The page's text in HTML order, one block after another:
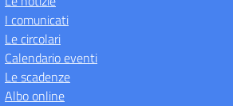
I comunicati
Le circolari
Calendario eventi
Le scadenze
Albo online